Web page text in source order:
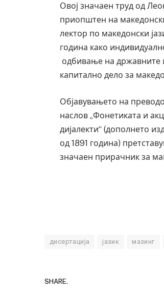
Овој значаен труд од
приопштен на
лектор по македонски
година како
одбивање на државните
капитално дело за
Објавувањето на
наслов „Фонетиката и
дијалекти“ (дополнето
од 1891 година)
значаен прирачник за
дисертација јазик мазинг
SHARE.